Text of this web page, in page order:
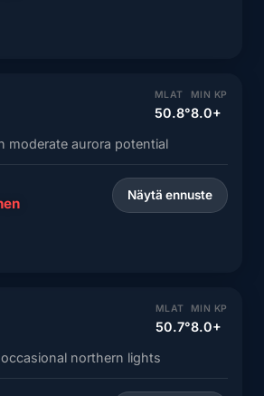
MLAT
50.8°
MIN KP
8.0+
moderate aurora potential
Näytä ennuste
MLAT
50.7°
MIN KP
8.0+
northern lights